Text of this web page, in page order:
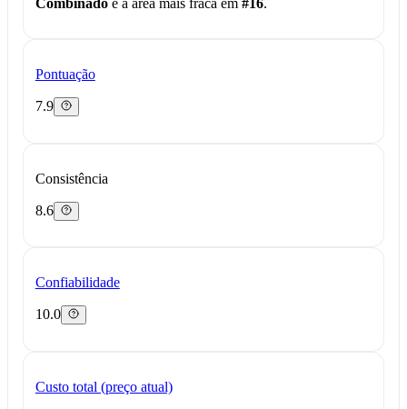
Combinadoé a área mais fraca em #16.
Pontuação
7.9
Consistência
8.6
Confiabilidade
10.0
Custo total (preço atual)